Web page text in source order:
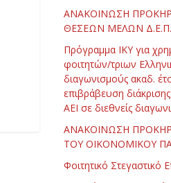
ΑΝΑΚΟΙΝΩΣΗ
ΘΕΣΕΩΝ ΜΕΛΩΝ Δ.Ε.Π.
Πρόγραμμα ΙΚΥ για
φοιτητών/τριων
διαγωνισμούς ακαδ.
επιβράβευση
ΑΕΙ σε διεθνείς
ΑΝΑΚΟΙΝΩΣΗ
ΤΟΥ ΟΙΚΟΝΟΜΙΚΟΥ
Φοιτητικό Στεγαστικό